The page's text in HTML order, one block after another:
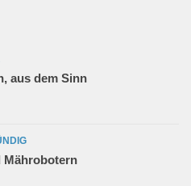
aus dem Sinn
Mährobotern